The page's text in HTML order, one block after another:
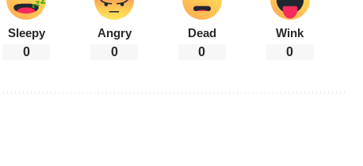
Sleepy
0
Angry
0
Dead
0
Wink
0